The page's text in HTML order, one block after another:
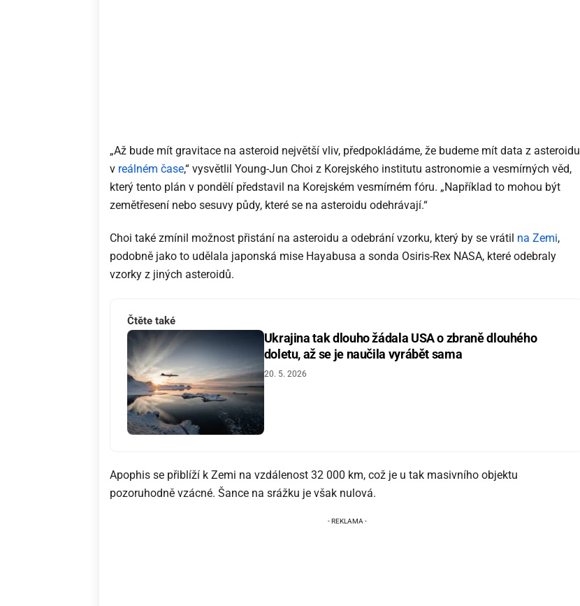
„Až bude mít gravitace na asteroid největší vliv, předpokládáme, že budeme mít data z asteroidu
v reálném čase,“ vysvětlil Young-Jun Choi z Korejského institutu astronomie a vesmírných věd,
který tento plán v pondělí představil na Korejském vesmírném fóru. „Například to mohou být
zemětřesení nebo sesuvy půdy, které se na asteroidu odehrávají.“
Choi také zmínil možnost přistání na asteroidu a odebrání vzorku, který by se vrátil na Zemi,
podobně jako to udělala japonská mise Hayabusa a sonda Osiris-Rex NASA, které odebraly
vzorky z jiných asteroidů.
Čtěte také
Ukrajina tak dlouho žádala USA o zbraně dlouhého
doletu, až se je naučila vyrábět sama
20. 5. 2026
Apophis se přiblíží k Zemi na vzdálenost 32 000 km, což je u tak masivního objektu
pozoruhodně vzácné. Šance na srážku je však nulová.